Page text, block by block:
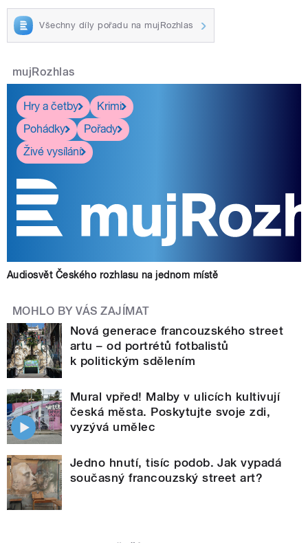
Všechny díly pořadu na mujRozhlas
mujRozhlas
Hry a četby
Krimi
Pohádky
Pořady
Živé vysílání
Audiosvět Českého rozhlasu na jednom místě
MOHLO BY VÁS ZAJÍMAT
Nová generace francouzského street
artu – od portrétů fotbalistů
k politickým sdělením
Mural vpřed! Malby v ulicích kultivují
česká města. Poskytujte svoje zdi,
vyzývá umělec
Jedno hnutí, tisíc podob. Jak vypadá
současný francouzský street art?